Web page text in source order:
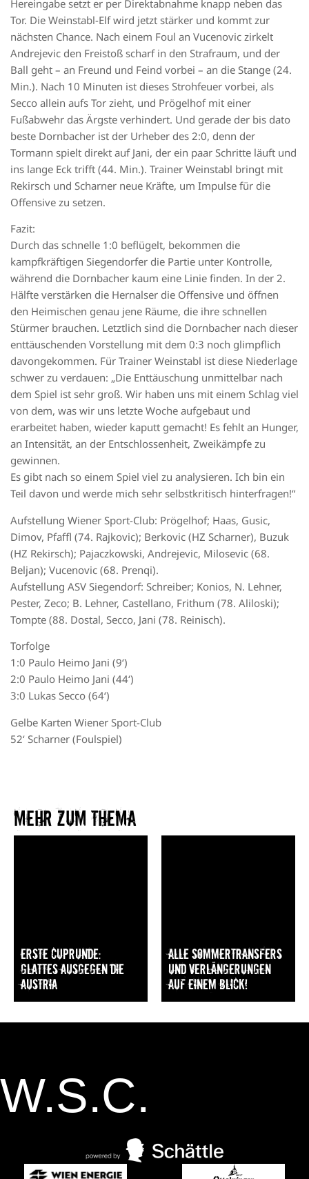
Hereingabe setzt er per Direktabnahme knapp neben das
Tor. Die Weinstabl-Elf wird jetzt stärker und kommt zur
nächsten Chance. Nach einem Foul an Vucenovic zirkelt
Andrejevic den Freistoß scharf in den Strafraum, und der
Ball geht – an Freund und Feind vorbei – an die Stange (24.
Min.). Nach 10 Minuten ist dieses Strohfeuer vorbei, als
Secco allein aufs Tor zieht, und Prögelhof mit einer
Fußabwehr das Ärgste verhindert. Und gerade der bis dato
beste Dornbacher ist der Urheber des 2:0, denn der
Tormann spielt direkt auf Jani, der ein paar Schritte läuft und
ins lange Eck trifft (44. Min.). Trainer Weinstabl bringt mit
Rekirsch und Scharner neue Kräfte, um Impulse für die
Offensive zu setzen.
Fazit:
Durch das schnelle 1:0 beflügelt, bekommen die
kampfkräftigen Siegendorfer die Partie unter Kontrolle,
während die Dornbacher kaum eine Linie finden. In der 2.
Hälfte verstärken die Hernalser die Offensive und öffnen
den Heimischen genau jene Räume, die ihre schnellen
Stürmer brauchen. Letztlich sind die Dornbacher nach dieser
enttäuschenden Vorstellung mit dem 0:3 noch glimpflich
davongekommen. Für Trainer Weinstabl ist diese Niederlage
schwer zu verdauen: „Die Enttäuschung unmittelbar nach
dem Spiel ist sehr groß. Wir haben uns mit einem Schlag viel
von dem, was wir uns letzte Woche aufgebaut und
erarbeitet haben, wieder kaputt gemacht! Es fehlt an Hunger,
an Intensität, an der Entschlossenheit, Zweikämpfe zu
gewinnen.
Es gibt nach so einem Spiel viel zu analysieren. Ich bin ein
Teil davon und werde mich sehr selbstkritisch hinterfragen!“
Aufstellung Wiener Sport-Club: Prögelhof; Haas, Gusic,
Dimov, Pfaffl (74. Rajkovic); Berkovic (HZ Scharner), Buzuk
(HZ Rekirsch); Pajaczkowski, Andrejevic, Milosevic (68.
Beljan); Vucenovic (68. Prenqi).
Aufstellung ASV Siegendorf: Schreiber; Konios, N. Lehner,
Pester, Zeco; B. Lehner, Castellano, Frithum (78. Aliloski);
Tompte (88. Dostal, Secco, Jani (78. Reinisch).
Torfolge
1:0 Paulo Heimo Jani (9‘)
2:0 Paulo Heimo Jani (44‘)
3:0 Lukas Secco (64‘)
Gelbe Karten Wiener Sport-Club
52‘ Scharner (Foulspiel)
Mehr zum Thema​
Erste Cuprunde:
Glattes Ausgegen die
Austria
Alle Sommertransfers
und Verlängerungen
auf einem Blick!
W.S.C.